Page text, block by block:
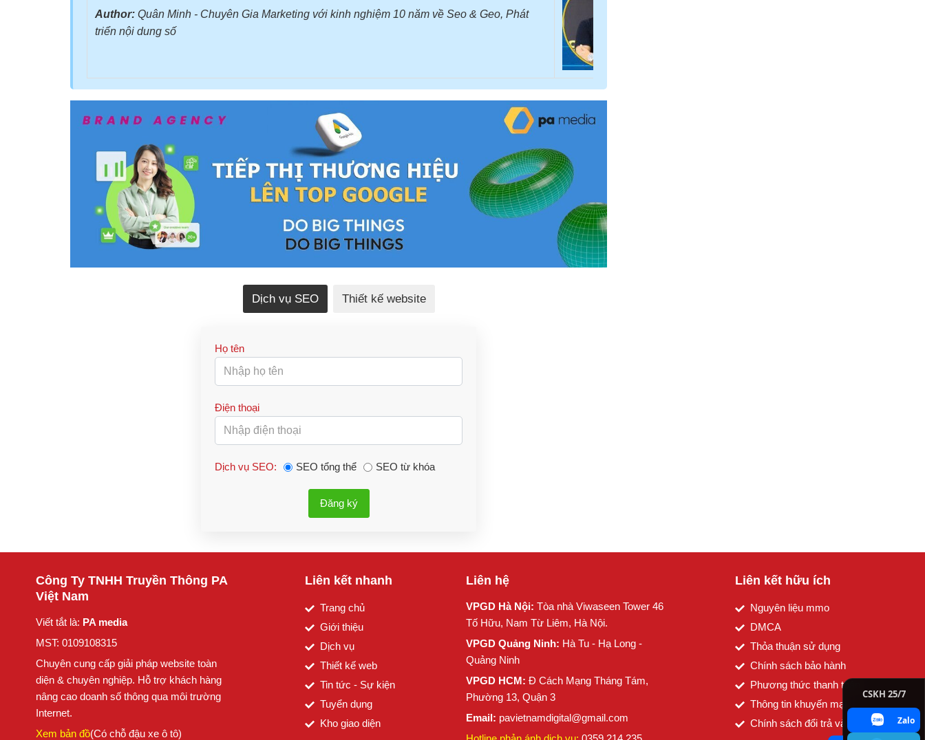
CSKH 25/7
Zalo
Author:Quân Minh - Chuyên Gia Marketing với kinh nghiệm 10 năm về Seo & Geo, Phát
triển nội dung số
Dịch vụ SEO Thiết kế website
Họ tên
Điện thoại
Dịch vụ SEO: SEO tổng thể SEO từ khóa
Đăng ký
Công Ty TNHH Truyền Thông PA
Việt Nam
Viết tắt là: PA media
MST: 0109108315
Chuyên cung cấp giải pháp website toàn
diện & chuyên nghiệp. Hỗ trợ khách hàng
nâng cao doanh số thông qua môi trường
Internet.
Xem bản đồ(Có chỗ đậu xe ô tô)
Liên kết nhanh
Trang chủ
Giới thiệu
Dịch vụ
Thiết kế web
Tin tức - Sự kiện
Tuyển dụng
Kho giao diện
Liên hệ
VPGD Hà Nội:Tòa nhà Viwaseen Tower 46
Tố Hữu, Nam Từ Liêm, Hà Nội.
VPGD Quảng Ninh: Hà Tu - Hạ Long -
Quảng Ninh
VPGD HCM:Đ Cách Mạng Tháng Tám,
Phường 13, Quận 3
Email: pavietnamdigital@gmail.com
Liên kết hữu ích
Nguyên liệu mmo
DMCA
Thỏa thuận sử dụng
Chính sách bảo hành
Phương thức thanh toán
Thông tin khuyến mại
Chính sách đổi trả và hoàn tiền